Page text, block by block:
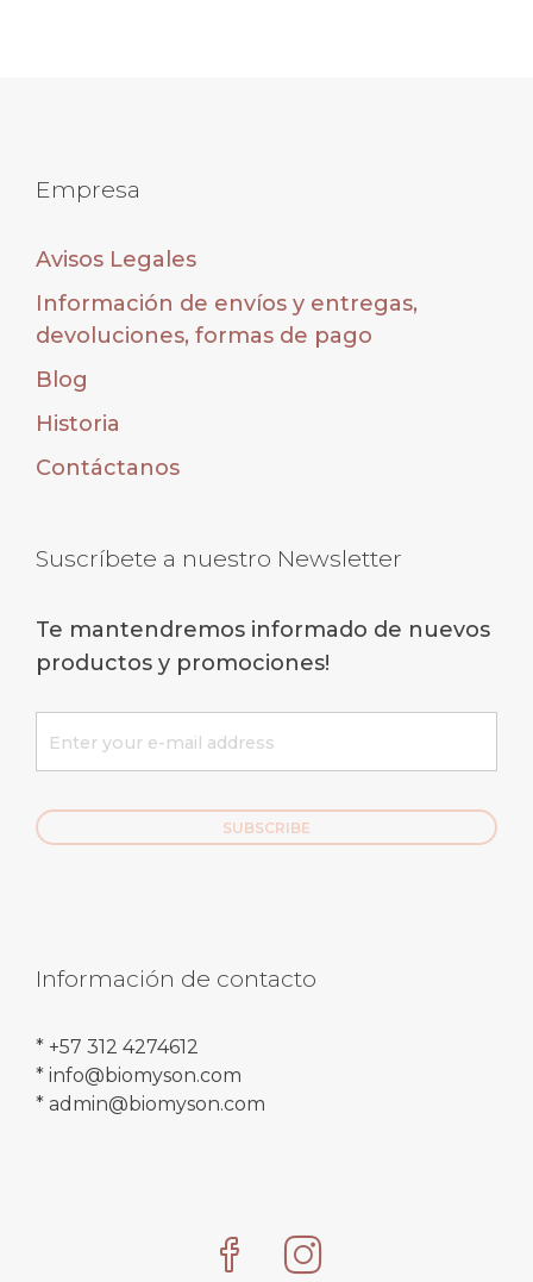
Empresa
Avisos Legales
Información de envíos y entregas,
devoluciones, formas de pago
Blog
Historia
Contáctanos
Suscríbete a nuestro Newsletter
Te mantendremos informado de nuevos
productos y promociones!
Información de contacto
* +57 312 4274612
* info@biomyson.com
* admin@biomyson.com